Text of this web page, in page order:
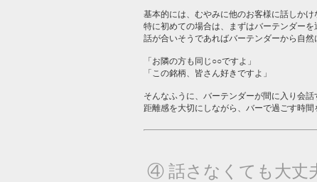
基本的には、むやみに他のお客様に話しかけ
特に初めての場合は、まずはバーテンダーを
話が合いそうであればバーテンダーから自然
「お隣の方も同じ○○ですよ」
「この銘柄、皆さん好きですよ」
そんなふうに、バーテンダーが間に入り会
距離感を大切にしながら、バーで過ごす時間
④ 話さなくても大丈